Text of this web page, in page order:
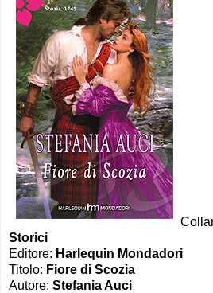
Storici
Editore: Harlequin Mondadori
Titolo: Fiore di Scozia
Autore: Stefania Auci